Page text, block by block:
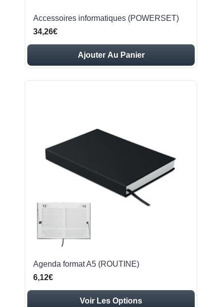
Accessoires informatiques (POWERSET)
34,26€
Ajouter Au Panier
Agenda format A5 (ROUTINE)
6,12€
Voir Les Options